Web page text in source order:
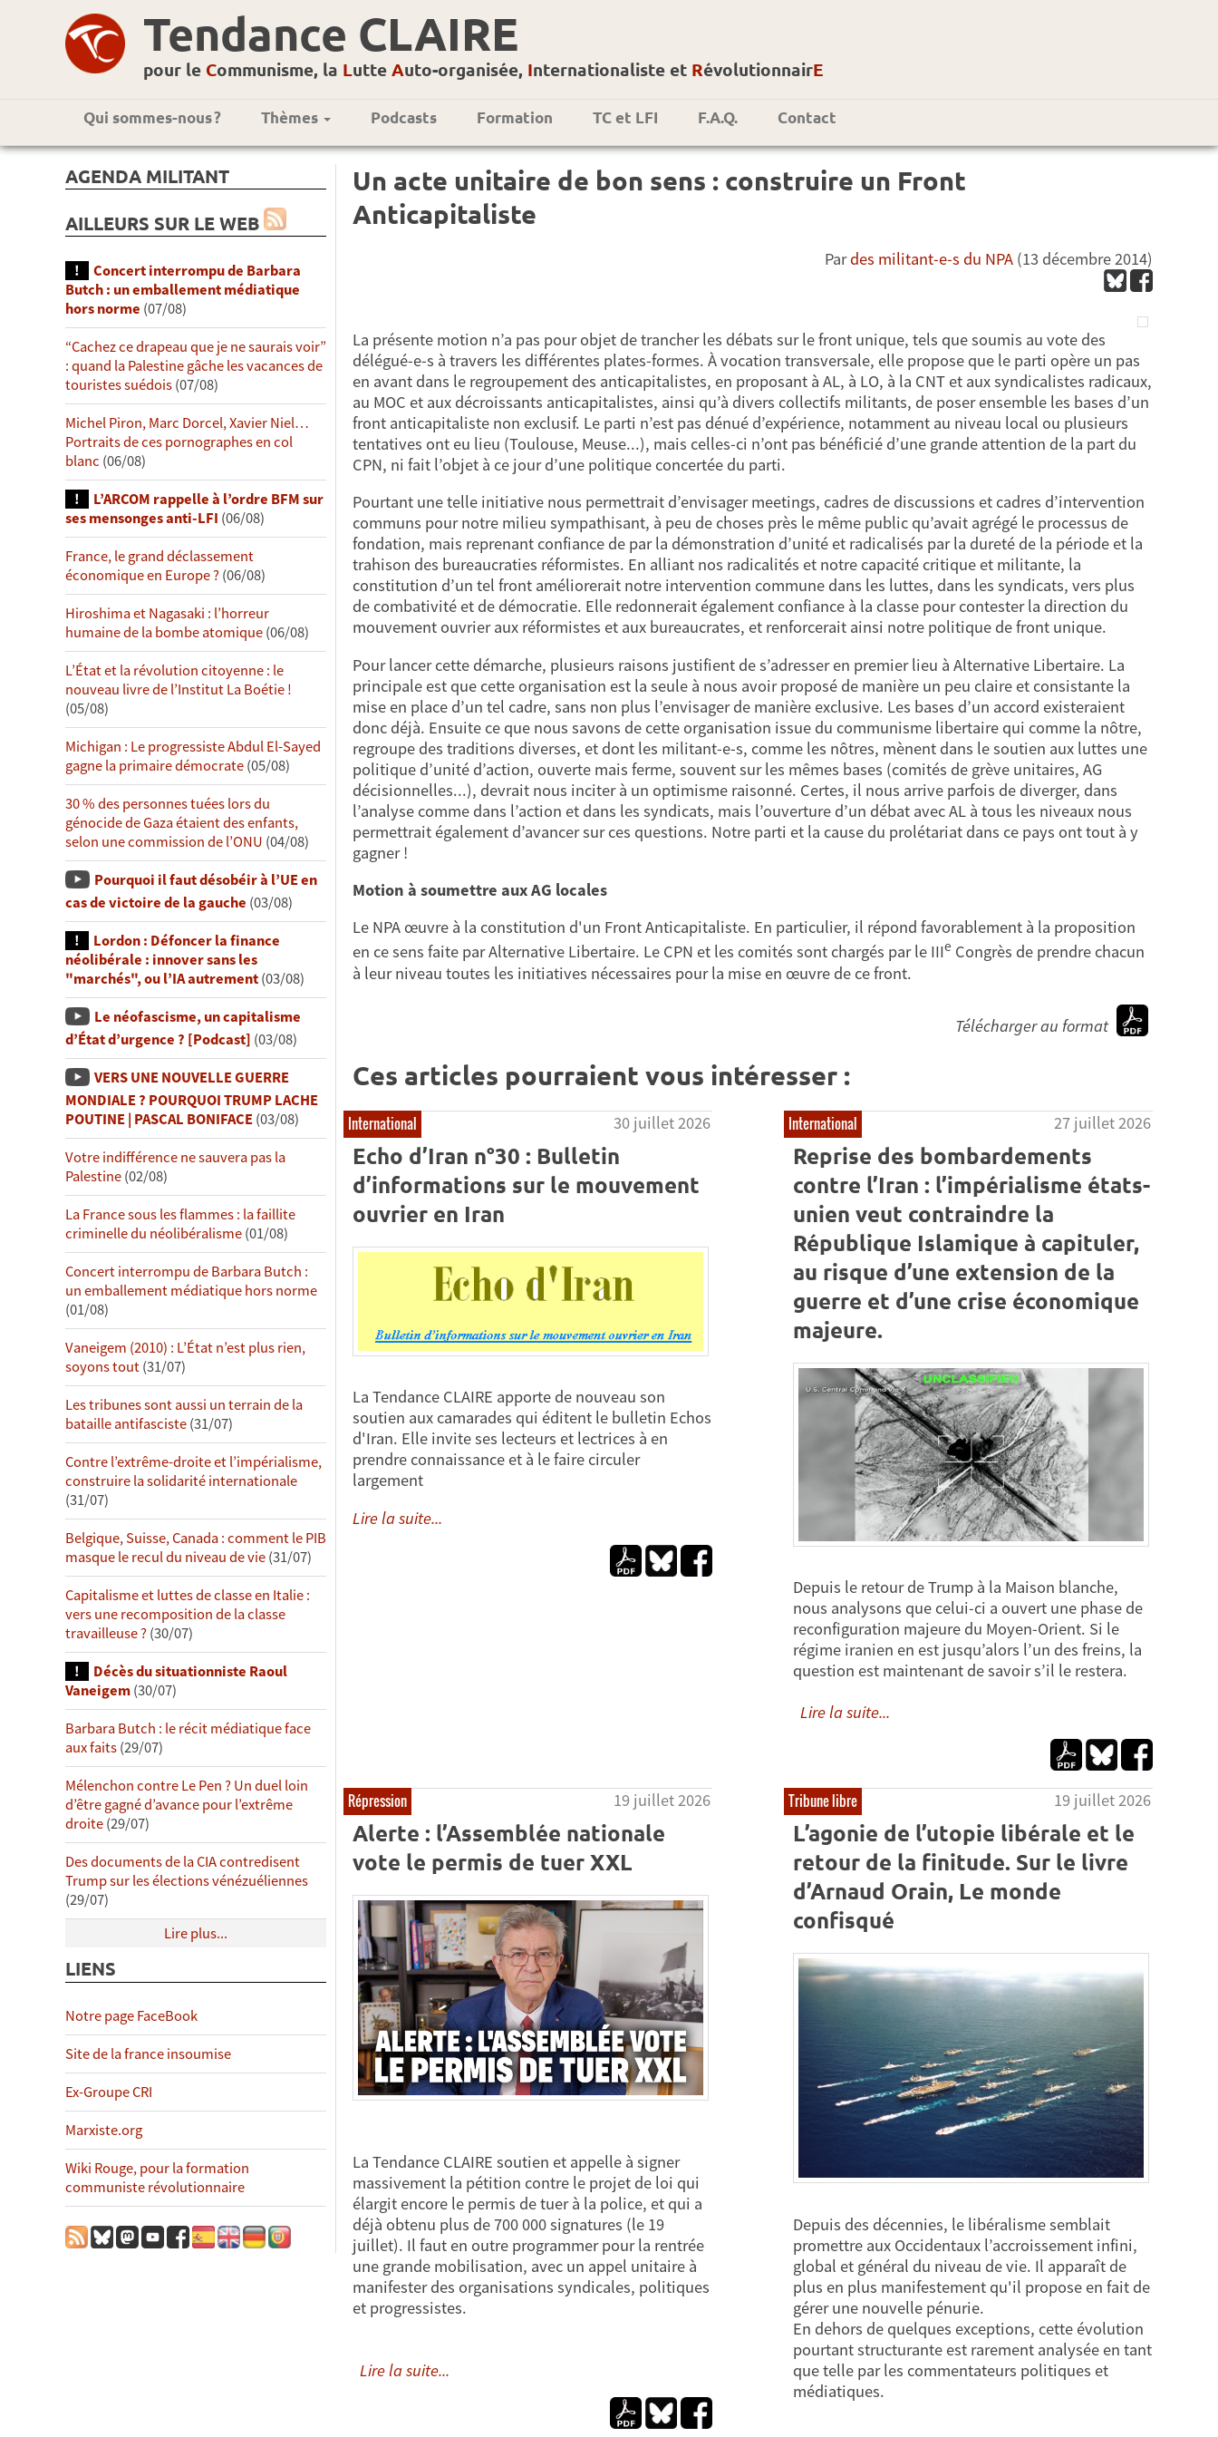
Tendance CLAIRE
pour le Communisme, la Lutte Auto-organisée, Internationaliste et RévolutionnairE
Qui sommes-nous ? Thèmes Podcasts Formation TC et LFI F.A.Q. Contact
AGENDA MILITANT
AILLEURS SUR LE WEB
Concert interrompu de Barbara
Butch : un emballement médiatique
hors norme (07/08)
“Cachez ce drapeau que je ne saurais voir”
: quand la Palestine gâche les vacances de
touristes suédois(07/08)
Michel Piron, Marc Dorcel, Xavier Niel…
Portraits de ces pornographes en col
blanc (06/08)
L’ARCOM rappelle à l’ordre BFM sur
ses mensonges anti-LFI (06/08)
France, le grand déclassement
économique en Europe ?(06/08)
Hiroshima et Nagasaki : l’horreur
humaine de la bombe atomique(06/08)
L’État et la révolution citoyenne : le
nouveau livre de l’Institut La Boétie !
(05/08)
Michigan : Le progressiste Abdul El-Sayed
gagne la primaire démocrate(05/08)
30 % des personnes tuées lors du
génocide de Gaza étaient des enfants,
selon une commission de l’ONU (04/08)
Pourquoi il faut désobéir à l’UE en
cas de victoire de la gauche (03/08)
Lordon : Défoncer la finance
néolibérale : innover sans les
"marchés", ou l’IA autrement(03/08)
Le néofascisme, un capitalisme
d’État d’urgence ? [Podcast] (03/08)
VERS UNE NOUVELLE GUERRE
MONDIALE ? POURQUOI TRUMP LACHE
POUTINE | PASCAL BONIFACE(03/08)
Votre indifférence ne sauvera pas la
Palestine(02/08)
La France sous les flammes : la faillite
criminelle du néolibéralisme(01/08)
Concert interrompu de Barbara Butch :
un emballement médiatique hors norme
(01/08)
Vaneigem (2010) : L’État n’est plus rien,
soyons tout(31/07)
Les tribunes sont aussi un terrain de la
bataille antifasciste(31/07)
Contre l’extrême-droite et l’impérialisme,
construire la solidarité internationale
(31/07)
Belgique, Suisse, Canada : comment le PIB
masque le recul du niveau de vie(31/07)
Capitalisme et luttes de classe en Italie :
vers une recomposition de la classe
travailleuse ?(30/07)
Décès du situationniste Raoul
Vaneigem(30/07)
Barbara Butch : le récit médiatique face
aux faits(29/07)
Mélenchon contre Le Pen ? Un duel loin
d’être gagné d’avance pour l’extrême
droite(29/07)
Des documents de la CIA contredisent
Trump sur les élections vénézuéliennes
(29/07)
Lire plus...
LIENS
Notre page FaceBook
Site de la france insoumise
Ex-Groupe CRI
Marxiste.org
Wiki Rouge, pour la formation
communiste révolutionnaire
Un acte unitaire de bon sens : construire un Front
Anticapitaliste
Pardes militant-e-s du NPA (13 décembre 2014)
La présente motion n’a pas pour objet de trancher les débats sur le front unique, tels que soumis au vote des
délégué-e-s à travers les différentes plates-formes. À vocation transversale, elle propose que le parti opère un pas
en avant dans le regroupement des anticapitalistes, en proposant à AL, à LO, à la CNT et aux syndicalistes radicaux,
au MOC et aux décroissants anticapitalistes, ainsi qu’à divers collectifs militants, de poser ensemble les bases d’un
front anticapitaliste non exclusif. Le parti n’est pas dénué d’expérience, notamment au niveau local ou plusieurs
tentatives ont eu lieu (Toulouse, Meuse...), mais celles-ci n’ont pas bénéficié d’une grande attention de la part du
CPN, ni fait l’objet à ce jour d’une politique concertée du parti.
Pourtant une telle initiative nous permettrait d’envisager meetings, cadres de discussions et cadres d’intervention
communs pour notre milieu sympathisant, à peu de choses près le même public qu’avait agrégé le processus de
fondation, mais reprenant confiance de par la démonstration d’unité et radicalisés par la dureté de la période et la
trahison des bureaucraties réformistes. En alliant nos radicalités et notre capacité critique et militante, la
constitution d’un tel front améliorerait notre intervention commune dans les luttes, dans les syndicats, vers plus
de combativité et de démocratie. Elle redonnerait également confiance à la classe pour contester la direction du
mouvement ouvrier aux réformistes et aux bureaucrates, et renforcerait ainsi notre politique de front unique.
Pour lancer cette démarche, plusieurs raisons justifient de s’adresser en premier lieu à Alternative Libertaire. La
principale est que cette organisation est la seule à nous avoir proposé de manière un peu claire et consistante la
mise en place d’un tel cadre, sans non plus l’envisager de manière exclusive. Les bases d’un accord existeraient
donc déjà. Ensuite ce que nous savons de cette organisation issue du communisme libertaire qui comme la nôtre,
regroupe des traditions diverses, et dont les militant-e-s, comme les nôtres, mènent dans le soutien aux luttes une
politique d’unité d’action, ouverte mais ferme, souvent sur les mêmes bases (comités de grève unitaires, AG
décisionnelles...), devrait nous inciter à un optimisme raisonné. Certes, il nous arrive parfois de diverger, dans
l’analyse comme dans l’action et dans les syndicats, mais l’ouverture d’un débat avec AL à tous les niveaux nous
permettrait également d’avancer sur ces questions. Notre parti et la cause du prolétariat dans ce pays ont tout à y
gagner !
Motion à soumettre aux AG locales
Le NPA œuvre à la constitution d'un Front Anticapitaliste. En particulier, il répond favorablement à la proposition
en ce sens faite par Alternative Libertaire. Le CPN et les comités sont chargés par le IIIe Congrès de prendre chacun
à leur niveau toutes les initiatives nécessaires pour la mise en œuvre de ce front.
Télécharger au format
Ces articles pourraient vous intéresser :
International 30 juillet 2026
Echo d’Iran n°30 : Bulletin
d’informations sur le mouvement
ouvrier en Iran
La Tendance CLAIRE apporte de nouveau son
soutien aux camarades qui éditent le bulletin Echos
d'Iran. Elle invite ses lecteurs et lectrices à en
prendre connaissance et à le faire circuler
largement
Lire la suite...
International 27 juillet 2026
Reprise des bombardements
contre l’Iran : l’impérialisme états-
unien veut contraindre la
République Islamique à capituler,
au risque d’une extension de la
guerre et d’une crise économique
majeure.
Depuis le retour de Trump à la Maison blanche,
nous analysons que celui-ci a ouvert une phase de
reconfiguration majeure du Moyen-Orient. Si le
régime iranien en est jusqu’alors l’un des freins, la
question est maintenant de savoir s’il le restera.
Lire la suite...
Tribune libre 19 juillet 2026
L’agonie de l’utopie libérale et le
retour de la finitude. Sur le livre
d’Arnaud Orain, Le monde
confisqué
Depuis des décennies, le libéralisme semblait
promettre aux Occidentaux l’accroissement infini,
global et général du niveau de vie. Il apparaît de
plus en plus manifestement qu'il propose en fait de
gérer une nouvelle pénurie.
En dehors de quelques exceptions, cette évolution
pourtant structurante est rarement analysée en tant
que telle par les commentateurs politiques et
médiatiques.
Répression 19 juillet 2026
Alerte : l’Assemblée nationale
vote le permis de tuer XXL
La Tendance CLAIRE soutien et appelle à signer
massivement la pétition contre le projet de loi qui
élargit encore le permis de tuer à la police, et qui a
déjà obtenu plus de 700 000 signatures (le 19
juillet). Il faut en outre programmer pour la rentrée
une grande mobilisation, avec un appel unitaire à
manifester des organisations syndicales, politiques
et progressistes.
Lire la suite...